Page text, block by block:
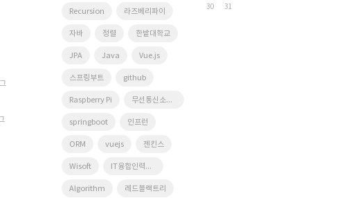
Recursion 라즈베리파이
자바 정렬 한밭대학교
JPA Java Vue.js
스프링부트 github
Raspberry Pi 무선통신소프트웨어연구실
springboot 인프런
ORM vuejs 젠킨스
Wisoft IT융합인력양성사업단
Algorithm 레드블랙트리
30
31